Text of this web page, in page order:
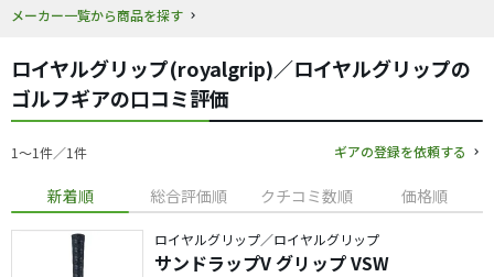
メーカー一覧から商品を探す
ロイヤルグリップ(royalgrip)／ロイヤルグリップの
ゴルフギアの口コミ評価
1〜1件／1件 ギアの登録を依頼する
新着順 総合評価順 クチコミ数順 価格順
ロイヤルグリップ／ロイヤルグリップ
サンドラップV グリップ VSW